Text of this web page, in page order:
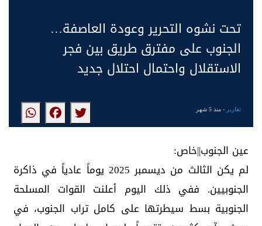
تحت نشوه التحرير وعودة العاصفة…
الجنوب على مفترق طريق بين فجر
الاستقلال واحتمال احتلال جديد
تقارير - منذ 5 شهر
عين الجنوب||خاص:
لم يكن الثالث من ديسمبر 2025 يوماً عادياً في ذاكرة
الجنوبيين. ففي ذلك اليوم أعلنت القوات المسلحة
الجنوبية بسط سيطرتها على كامل تراب الجنوب، في